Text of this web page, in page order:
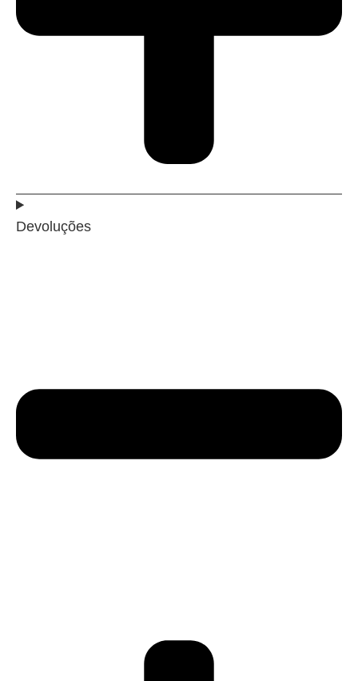
Devoluções